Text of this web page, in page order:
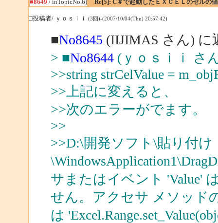
■8649 / inTopicNo.6) Re[5]: C＃で起動したＥＸＣＥＬのセルの
□投稿者/ ｙｏｓｉｉ (3回)-(2007/10/04(Thu) 20:57:42)
■No8645 (IIJIMAS さん) に
> ■No8644(ｙｏｓｉｉ さ
>>string strCelValue =
>>上記に変えると、
>>次のエラーがでます。
>>
>>D:\開発ソフト\貼り付け
サまたはイベント 'Value'
せん。アクセサ メソッド
は